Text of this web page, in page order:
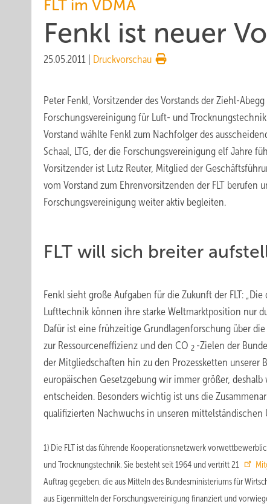
FLT im VDMA
Fenkl ist neuer
25.05.2011 Druckvorschau
Peter Fenkl, Vorsitzender des Vorstands der Ziehl-
Forschungsvereinigung für Luft- und
Vorstand wählte Fenkl zum Nachfolger des
Schaal, LTG, der die Forschungsvereinigung elf Jahre
Vorsitzender ist Lutz Reuter, Mitglied der
vom Vorstand zum Ehrenvorsitzenden der FLT berufen
Forschungsvereinigung weiter aktiv begleiten.
FLT will sich breiter
Fenkl sieht große Aufgaben für die Zukunft der FLT:
Lufttechnik können ihre starke Weltmarktposition nur
Dafür ist eine frühzeitige Grundlagenforschung über
zur Ressourceneffizienz und den CO 2 -Zielen der
der Mitgliedschaften hin zu den Prozessketten unserer
europäischen Gesetzgebung wir immer größer,
entscheiden. Besonders wichtig ist uns die
qualifizierten Nachwuchs in unseren mittelständischen
1) Die FLT ist das führende Kooperationsnetzwerk
und Trocknungstechnik. Sie besteht seit 1964 und vertritt 21
Auftrag gegeben, die aus Mitteln des Bundesministeriums für
aus Eigenmitteln der Forschungsvereinigung finanziert und